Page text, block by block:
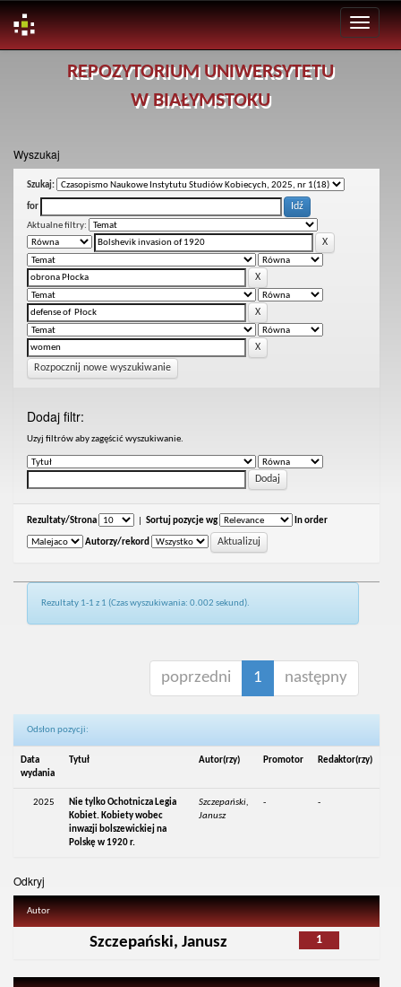
REPOZYTORIUM UNIWERSYTETU
W BIAŁYMSTOKU
Wyszukaj
Szukaj:
for
Aktualne filtry:
Rozpocznij nowe wyszukiwanie
Dodaj filtr:
Uzyj filtrów aby zagęścić wyszukiwanie.
Rezultaty/Strona Sortuj pozycje wg In order
Autorzy/rekord
Rezultaty 1-1 z 1 (Czas wyszukiwania: 0.002 sekund).
poprzedni 1 następny
Odsłon pozycji:
Data
wydania
Tytuł Autor(rzy) Promotor Redaktor(rzy)
2025
Nie tylko Ochotnicza Legia
Kobiet. Kobiety wobec
inwazji bolszewickiej na
Polskę w 1920 r.
Szczepański,
Janusz
- -
Odkryj
Autor
1
Szczepański, Janusz